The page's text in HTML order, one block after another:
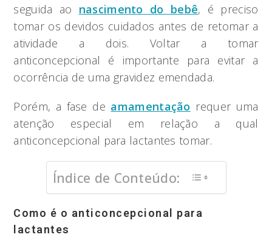
seguida ao nascimento do bebê, é preciso
tomar os devidos cuidados antes de retomar a
atividade a dois. Voltar a tomar
anticoncepcional é importante para evitar a
ocorrência de uma gravidez emendada.
Porém, a fase de amamentação requer uma
atenção especial em relação a qual
anticoncepcional para lactantes tomar.
Índice de Conteúdo:
Como é o anticoncepcional para
lactantes